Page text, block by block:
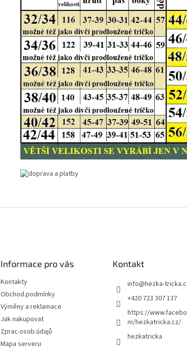
Informace pro vás
Kontakty
Obchod.podmínky
Výměny a reklamace
Jak nakupovat
Zprac.osob.údajů
Mapa serveru
Kontakt
info@hezka-
+420 723 307 137
https://
m/hezkatricka.cz/
hezkatricka